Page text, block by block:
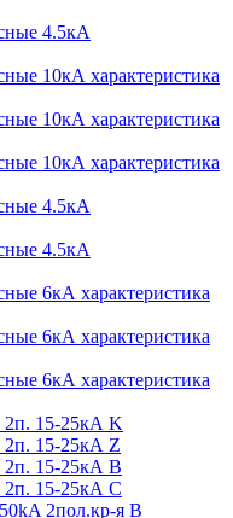
4.5кА
10кА характеристика
10кА характеристика
10кА характеристика
4.5кА
4.5кА
6кА характеристика
6кА характеристика
6кА характеристика
15-25кА K
15-25кА Z
15-25кА B
15-25кА C
2пол.кр-я B